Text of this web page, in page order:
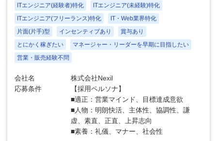
ITエンジニア(経験者)特化
ITエンジニア(未経験)特化
ITエンジニア(フリーランス)特化
IT・Web業界特化
片面(片手)型
インセンティブあり
賞与あり
とにかく稼ぎたい
マネージャー・リーダーを早期に目指したい
営業・販売経験不問
会社名
株式会社Nexil
応募条件
【採用ペルソナ】
■適正：営業マインド、目標達成意欲
■人物：明朗快活、主体性、協調性、謙
虚、素直、正直、上昇志向
■素養：礼儀、マナー、社会性